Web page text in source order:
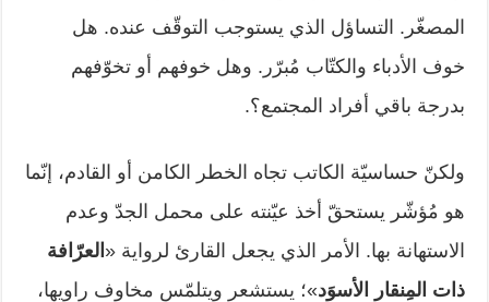
المصغّر. التساؤل الذي يستوجب التوقّف عنده. هل
خوف الأدباء والكتّاب مُبرّر. وهل خوفهم أو تخوّفهم
بدرجة باقي أفراد المجتمع؟.
ولكنّ حساسيّة الكاتب تجاه الخطر الكامن أو القادم، إنّما
هو مُؤشّر يستحقّ أخذ عيّنته على محمل الجدّ وعدم
الاستهانة بها. الأمر الذي يجعل القارئ لرواية « العرّافة
ذات المِنقار الأسوَد»؛ يستشعر ويتلمّس مخاوف راويها،